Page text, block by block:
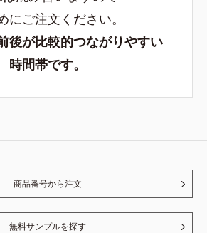
にご注文ください。
後が比較的つながりやすい
時間帯です。
商品番号から注文
無料サンプルを探す